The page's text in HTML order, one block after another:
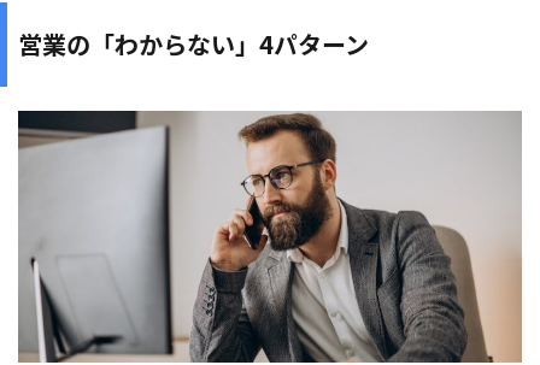
営業の「わからない」4パターン